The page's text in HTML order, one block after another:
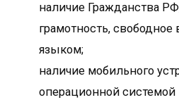
наличие Гражданства
грамотность,
языком;
наличие мобильного
операционной